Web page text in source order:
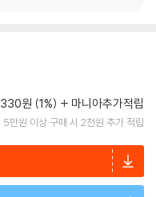
330원 (1%) 마니아추가적립
5만원 이상 구매 시 2천원 추가 적립